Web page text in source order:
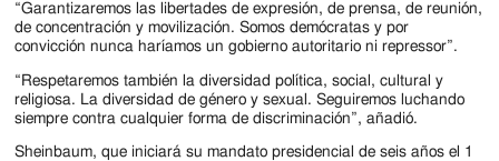
“Garantizaremos las libertades de expresión, de prensa, de reunión,
de concentración y movilización. Somos demócratas y por
convicción nunca haríamos un gobierno autoritario ni repressor”.
“Respetaremos también la diversidad política, social, cultural y
religiosa. La diversidad de género y sexual. Seguiremos luchando
siempre contra cualquier forma de discriminación”, añadió.
Sheinbaum, que iniciará su mandato presidencial de seis años el 1